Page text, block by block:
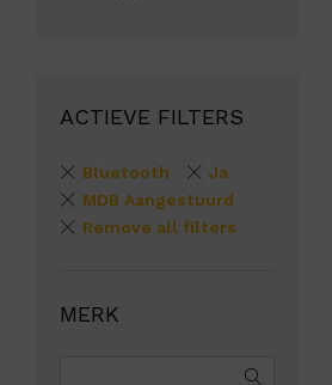
ACTIEVE FILTERS
Bluetooth
Ja
MDB Aangestuurd
Remove all filters
MERK